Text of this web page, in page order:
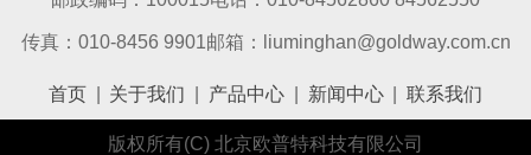
传真：010-8456 9901邮箱：liuminghan@goldway.com.cn
首页 关于我们 产品中心 新闻中心 联系我们
版权所有(C) 北京欧普特科技有限公司